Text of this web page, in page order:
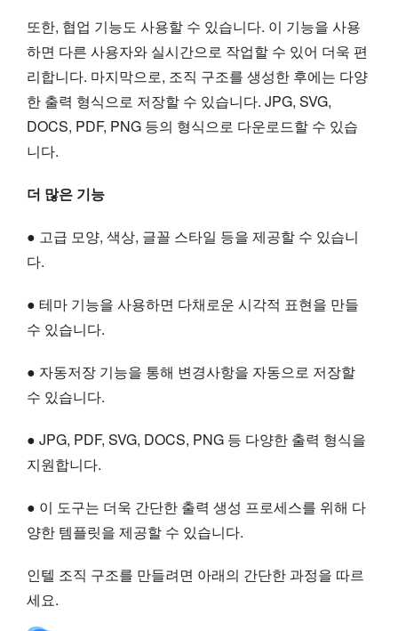
또한, 협업 기능도 사용할 수 있습니다. 이 기능을 사용
하면 다른 사용자와 실시간으로 작업할 수 있어 더욱 편
리합니다. 마지막으로, 조직 구조를 생성한 후에는 다양
한 출력 형식으로 저장할 수 있습니다. JPG, SVG,
DOCS, PDF, PNG 등의 형식으로 다운로드할 수 있습
니다.
더 많은 기능
● 고급 모양, 색상, 글꼴 스타일 등을 제공할 수 있습니
다.
● 테마 기능을 사용하면 다채로운 시각적 표현을 만들
수 있습니다.
● 자동저장 기능을 통해 변경사항을 자동으로 저장할
수 있습니다.
● JPG, PDF, SVG, DOCS, PNG 등 다양한 출력 형식을
지원합니다.
● 이 도구는 더욱 간단한 출력 생성 프로세스를 위해 다
양한 템플릿을 제공할 수 있습니다.
인텔 조직 구조를 만들려면 아래의 간단한 과정을 따르
세요.